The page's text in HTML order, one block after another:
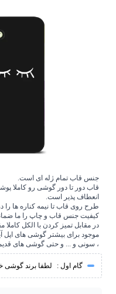
جنس قاب تمام ژله ای است.
قاب دور تا دور گوشی رو کاملا
انعطاف پذیر است.
طرح روی قاب تا نیمه کناره ها را
کیفیت جنس قاب و چاپ را ما
در مقابل تمیز کردن با الکل
موجود برای بیشتر گوشی های اپل
، سونی و ... و حتی گوشی های
گام اول : لطفا برند گوشی